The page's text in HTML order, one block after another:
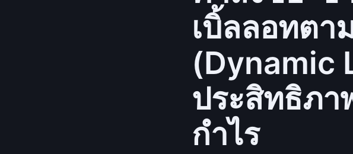
เบิ้ลลอทตา
(Dynamic
ประสิทธิภา
กำไร